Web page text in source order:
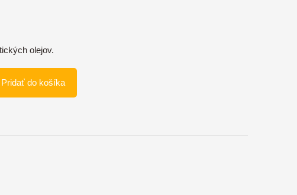
olejov.
Pridať do košíka